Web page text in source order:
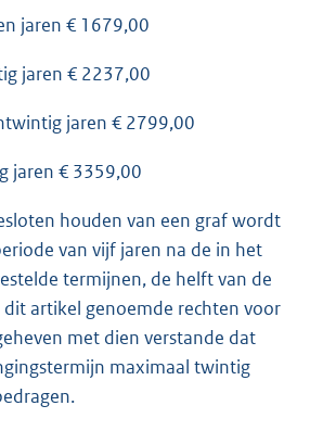
jaren € 1679,00
jaren € 2237,00
jaren € 2799,00
jaren € 3359,00
houden van een graf wordt
van vijf jaren na de in het
termijnen, de helft van de
dit artikel genoemde rechten voor
met dien verstande dat
maximaal twintig